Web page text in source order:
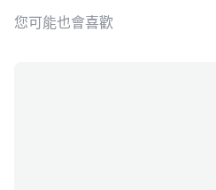
您可能也會喜歡